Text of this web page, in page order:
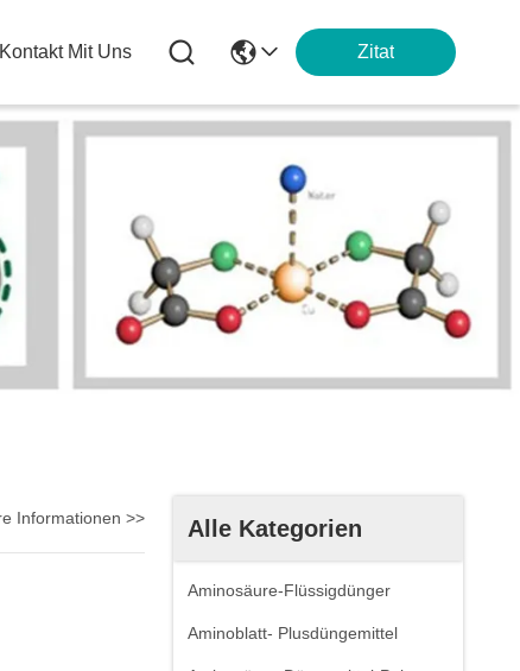
Kontakt Mit Uns Zitat
Alle Kategorien
Aminosäure-Flüssigdünger
Aminoblatt- Plusdüngemittel
Informationen >>